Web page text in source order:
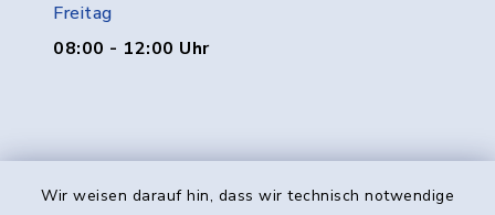
Wir weisen darauf hin, dass wir technisch notwendige
Freitag
08:00 - 12:00 Uhr